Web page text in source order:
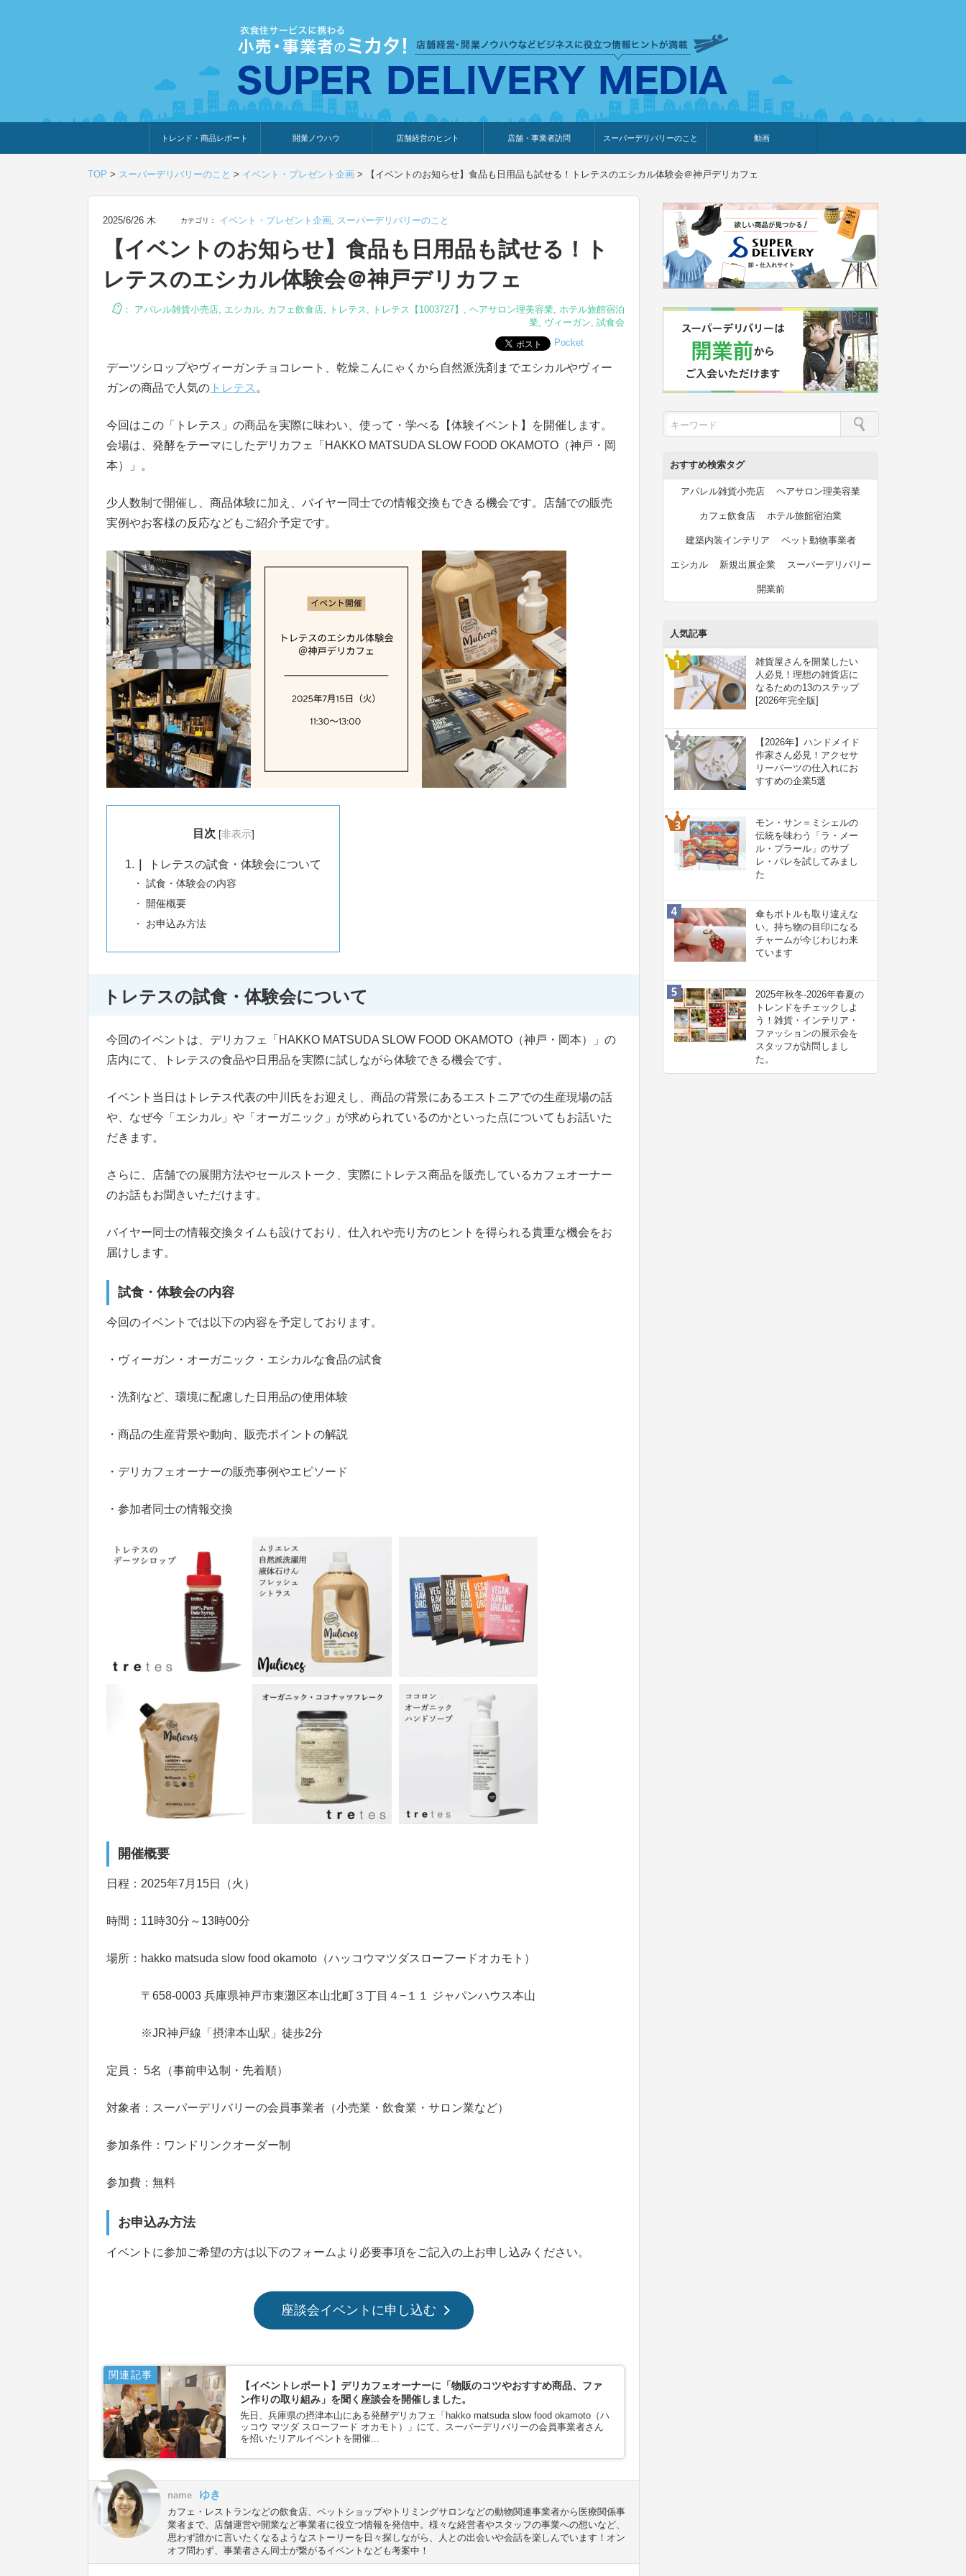
トレンド・商品レポート
トレンド・特集
人気ランキング
出展企業のおすすめ
商品体験・レビュー
暮らしの提案
開業ノウハウ
開業までの道のり
開業知識・情報
店舗経営のヒント
ウェブ集客・販売促進
仕入れ
展示会情報
接客・販売
知識情報
販促カレンダー
集客・販売促進
店舗・事業者訪問
アパレル店
カフェ・飲食店
ペットサロン
メーカー
他の業種
美容サロン
薬局
観光・ホテル旅館宿泊業
雑貨店
食料品店
スーパーデリバリーのこと
イベント・プレゼント企画
セミナー・調査レポート
体験型イベント・動画告知
外部メディア掲載
新規出展メーカー
動画
ライブコマース
TOP > スーパーデリバリーのこと > イベント・プレゼント企画 > 【イベントのお知らせ】食品も日用品も試せる！トレテスのエシカル体験会＠神戸デリカフェ
2025/6/26 木 カテゴリ： イベント・プレゼント企画, スーパーデリバリーのこと
【イベントのお知らせ】食品も日用品も試せる！ト
レテスのエシカル体験会＠神戸デリカフェ
： アパレル雑貨小売店, エシカル, カフェ飲食店, トレテス, トレテス【1003727】 , ヘアサロン理美容業, ホテル旅館宿泊
業, ヴィーガン, 試食会
Pocket
デーツシロップやヴィーガンチョコレート、乾燥こんにゃくから自然派洗剤までエシカルやヴィー
ガンの商品で人気の トレテス 。
今回はこの「トレテス」の商品を実際に味わい、使って・学べる【体験イベント】を開催します。
会場は、発酵をテーマにしたデリカフェ「HAKKO MATSUDA SLOW FOOD OKAMOTO（神戸・岡
本）」。
少人数制で開催し、商品体験に加え、バイヤー同士での情報交換もできる機会です。店舗での販売
実例やお客様の反応などもご紹介予定です。
目次 [非表示]
1. トレテスの試食・体験会について
試食・体験会の内容
開催概要
お申込み方法
トレテスの試食・体験会について
今回のイベントは、デリカフェ「HAKKO MATSUDA SLOW FOOD OKAMOTO（神戸・岡本）」の
店内にて、トレテスの食品や日用品を実際に試しながら体験できる機会です。
イベント当日はトレテス代表の中川氏をお迎えし、商品の背景にあるエストニアでの生産現場の話
や、なぜ今「エシカル」や「オーガニック」が求められているのかといった点についてもお話いた
だきます。
さらに、店舗での展開方法やセールストーク、実際にトレテス商品を販売しているカフェオーナー
のお話もお聞きいただけます。
バイヤー同士の情報交換タイムも設けており、仕入れや売り方のヒントを得られる貴重な機会をお
届けします。
試食・体験会の内容
今回のイベントでは以下の内容を予定しております。
・ヴィーガン・オーガニック・エシカルな食品の試食
・洗剤など、環境に配慮した日用品の使用体験
・商品の生産背景や動向、販売ポイントの解説
・デリカフェオーナーの販売事例やエピソード
・参加者同士の情報交換
開催概要
日程：2025年7月15日（火）
時間：11時30分～13時00分
場所：hakko matsuda slow food okamoto（ハッコウマツダスローフードオカモト）
〒658-0003 兵庫県神戸市東灘区本山北町３丁目４−１１ ジャパンハウス本山
※JR神戸線「摂津本山駅」徒歩2分
定員： 5名（事前申込制・先着順）
対象者：スーパーデリバリーの会員事業者（小売業・飲食業・サロン業など）
参加条件：ワンドリンクオーダー制
参加費：無料
お申込み方法
イベントに参加ご希望の方は以下のフォームより必要事項をご記入の上お申し込みください。
座談会イベントに申し込む
関連記事
【イベントレポート】デリカフェオーナーに「物販のコツやおすすめ商品、ファ
ン作りの取り組み」を聞く座談会を開催しました。
先日、兵庫県の摂津本山にある発酵デリカフェ「hakko matsuda slow food okamoto（ハ
ッコウ マツダ スローフード オカモト）」にて、スーパーデリバリーの会員事業者さん
を招いたリアルイベントを開催...
name ゆき
カフェ・レストランなどの飲食店、ペットショップやトリミングサロンなどの動物関連事業者から医療関係事
業者まで、店舗運営や開業など事業者に役立つ情報を発信中。様々な経営者やスタッフの事業への想いなど、
思わず誰かに言いたくなるようなストーリーを日々探しながら、人との出会いや会話を楽しんでいます！オン
オフ問わず、事業者さん同士が繋がるイベントなども考案中！
おすすめ検索タグ
アパレル雑貨小売店 ヘアサロン理美容業
カフェ飲食店 ホテル旅館宿泊業
建築内装インテリア ペット動物事業者
エシカル 新規出展企業 スーパーデリバリー
開業前
人気記事
雑貨屋さんを開業したい
人必見！理想の雑貨店に
なるための13のステップ
[2026年完全版]
【2026年】ハンドメイド
作家さん必見！アクセサ
リーパーツの仕入れにお
すすめの企業5選
モン・サン＝ミシェルの
伝統を味わう「ラ・メー
ル・プラール」のサブ
レ・パレを試してみまし
た
傘もボトルも取り違えな
い。持ち物の目印になる
チャームが今じわじわ来
ています
2025年秋冬-2026年春夏の
トレンドをチェックしよ
う！雑貨・インテリア・
ファッションの展示会を
スタッフが訪問しまし
た。